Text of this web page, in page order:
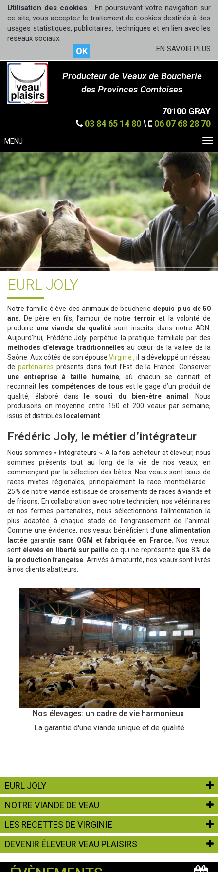
Utilisation des cookies : En poursuivant votre navigation sur
ce site, vous acceptez le traitement de cookies destinés à des
usages statistiques, publicitaires, techniques et en lien avec les
réseaux sociaux.
OK EN SAVOIR PLUS
Producteur de Veaux de Boucherie
des Provinces Comtoises
70100 GRAY
03 84 65 14 80 \ 06 07 68 28 70
MENU
EURL JOLY
Notre famille élève des animaux de boucherie depuis plus de 50
ans . De père en fils, l’amour de notre terroir et la volonté de
produire une viande de qualitésont inscrits dans notre ADN.
Aujourd’hui, Frédéric Joly perpétue la pratique familiale par des
méthodes d’élevage traditionnelles au cœur de la vallée de la
Saône. Aux côtés de son épouse Virginie , il a développé un réseau
de partenaires présents dans tout l’Est de la France. Conserver
une entreprise à taille humaine, où chacun se connait et
reconnait
les compétences de tous est le gage d’un produit de
qualité, élaboré dans
le souci du bien-être animal
. Nous
produisons en moyenne entre 150 et 200 veaux par semaine,
issus et distribués localement
Frédéric Joly, le métier d’intégrateur
Nous sommes « Intégrateurs ». A la fois acheteur et éleveur, nous
sommes présents tout au long de la vie de nos veaux, en
commençant par la sélection des bêtes. Nos veaux sont issus de
races mixtes régionales, principalement la race montbéliarde .
25% de notre viande est issue de croisements de races à viande et
de frisons. En collaboration avec notre technicien, nos vétérinaires
et nos fermes partenaires, nous sélectionnons l’alimentation la
plus adaptée à chaque stade de l’engraissement de l’animal.
Comme une évidence, nos veaux bénéficient d’une alimentation
lactée garantie sans OGM et fabriquée en France. Nos veaux
sont élevés en liberté sur paille ce qui ne représente que8% de
la production française . Arrivés à maturité, nos veaux sont livrés
à nos clients abatteurs.
Nos élevages: un cadre de vie harmonieux
La garantie d'une viande unique et de qualité
EURL JOLY
NOTRE VIANDE DE VEAU
LES RECETTES DE VIRGINIE
DEVENIR ÉLEVEUR VEAU PLAISIRS